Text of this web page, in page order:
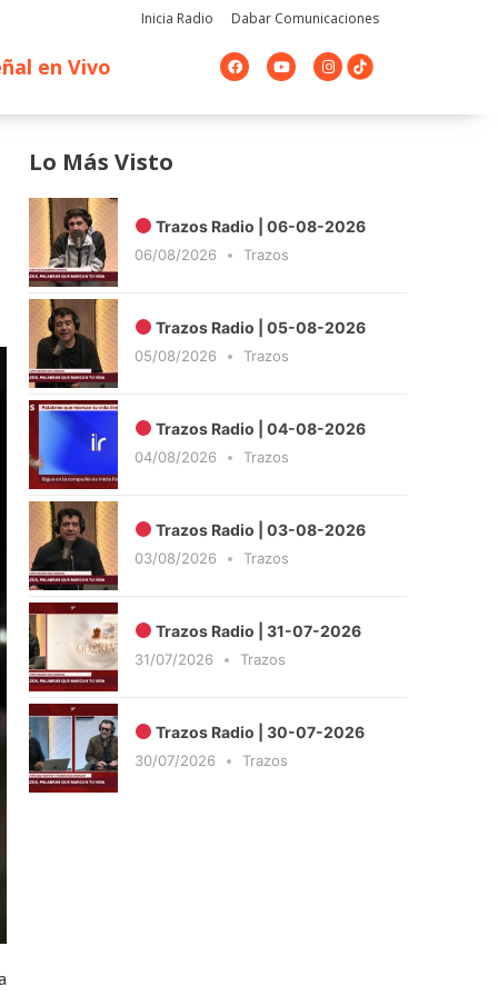
Inicia Radio Dabar Comunicaciones
en Vivo
F
a
c
b
Y
o
u
u
I
n
s
a
Lo Más Visto
Trazos Radio | 06-08-2026
06/08/2026 Trazos
Trazos Radio | 05-08-2026
05/08/2026 Trazos
Trazos Radio | 04-08-2026
04/08/2026 Trazos
Trazos Radio | 03-08-2026
03/08/2026 Trazos
Trazos Radio | 31-07-2026
31/07/2026 Trazos
Trazos Radio | 30-07-2026
30/07/2026 Trazos